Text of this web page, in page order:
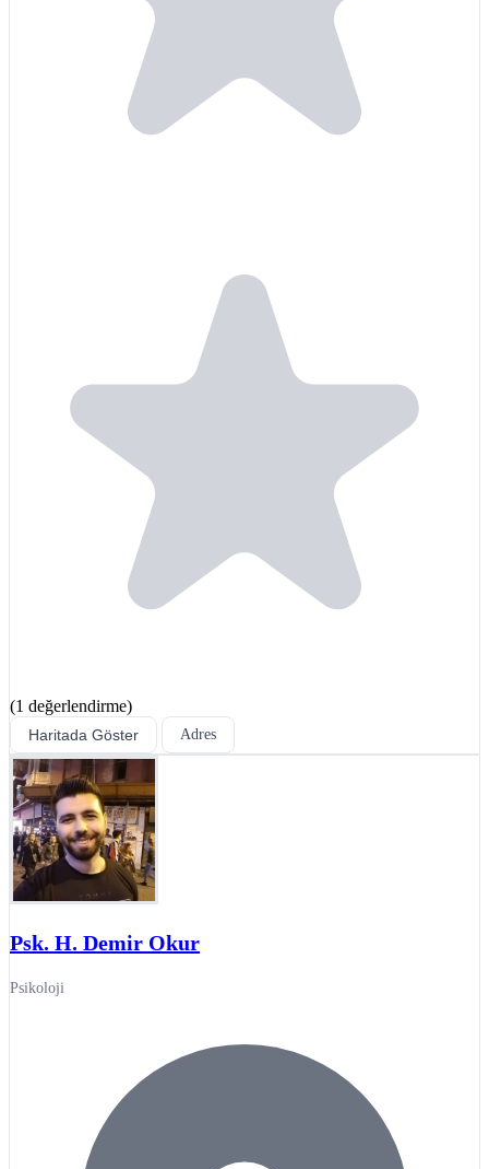
(1 değerlendirme)
Haritada Göster Adres
Psk. H. Demir Okur
Psikoloji